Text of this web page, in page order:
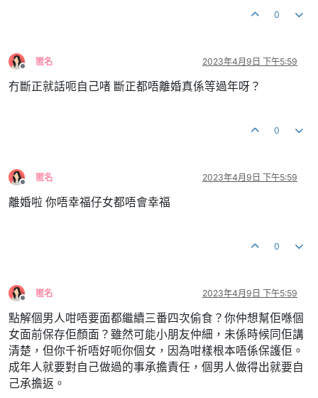
0
離線
匿名 2023年4月9日 下午5:59
冇斷正就話呃自己啫 斷正都唔離婚真係等過年呀？
0
離線
匿名 2023年4月9日 下午5:59
離婚啦 你唔幸福仔女都唔會幸福
0
離線
匿名 2023年4月9日 下午5:59
點解個男人咁唔要面都繼續三番四次偷食？你仲想幫佢喺個
女面前保存佢顏面？雖然可能小朋友仲細，未係時候同佢講
清楚，但你千祈唔好呃你個女，因為咁樣根本唔係保護佢。
成年人就要對自己做過的事承擔責任，個男人做得出就要自
己承擔返。